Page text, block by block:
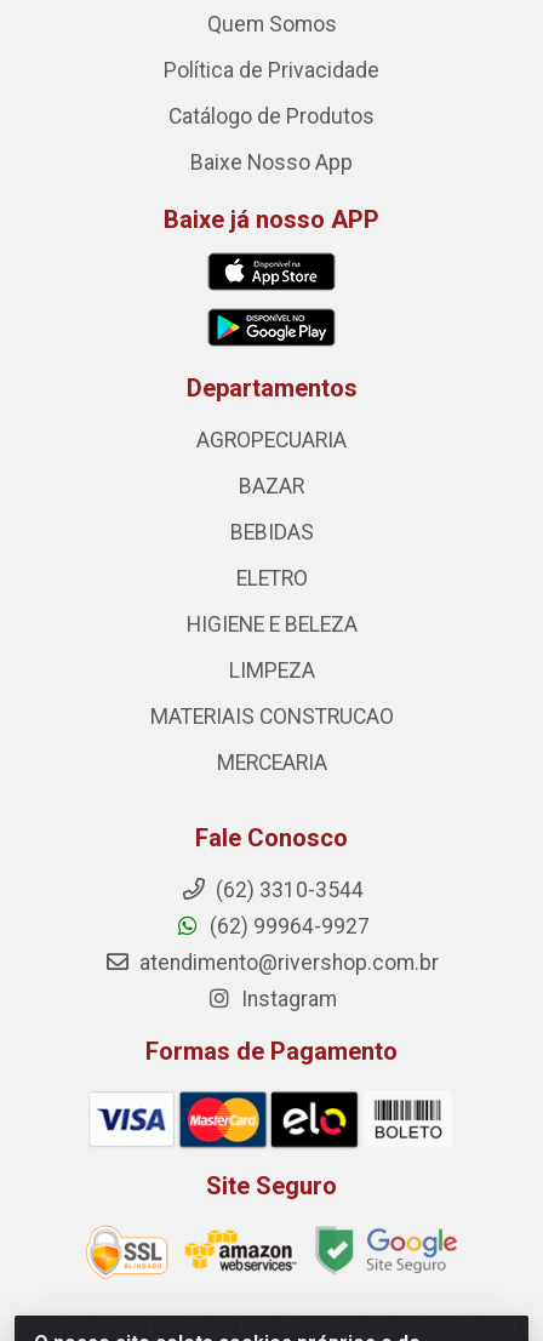
Quem Somos
Política de Privacidade
Catálogo de Produtos
Baixe Nosso App
Baixe já nosso APP
Departamentos
AGROPECUARIA
BAZAR
BEBIDAS
ELETRO
HIGIENE E BELEZA
LIMPEZA
MATERIAIS CONSTRUCAO
MERCEARIA
Fale Conosco
(62) 3310-3544
(62) 99964-9927
atendimento@rivershop.com.br
Instagram
Formas de Pagamento
Site Seguro